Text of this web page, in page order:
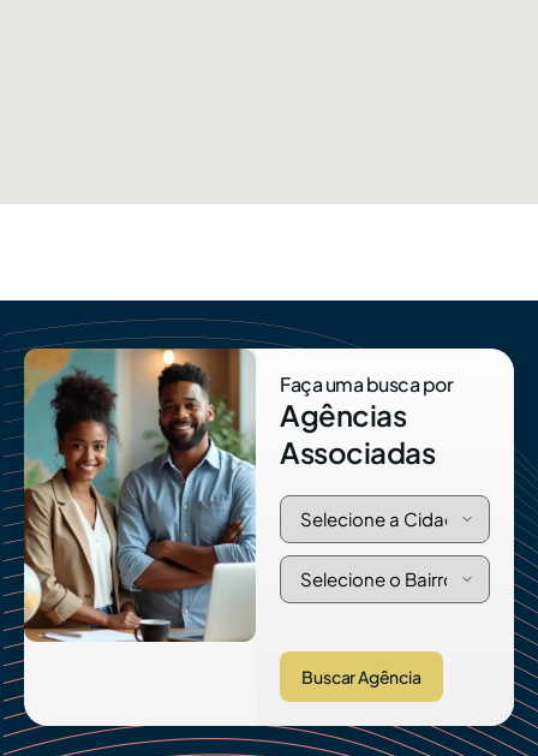
Faça uma busca por
Agências
Associadas
Buscar Agência